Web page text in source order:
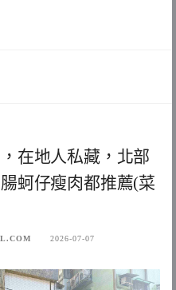
在地人私藏，北部
蚵仔瘦肉都推薦(菜
2026-07-07